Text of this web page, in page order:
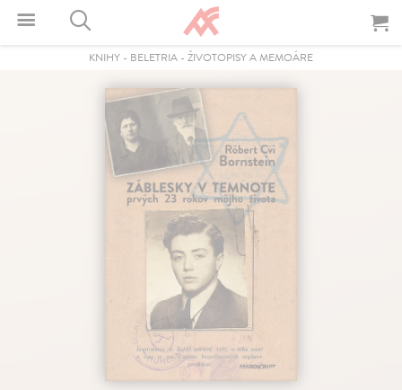
KNIHY - BELETRIA - ŽIVOTOPISY A MEMOÁRE